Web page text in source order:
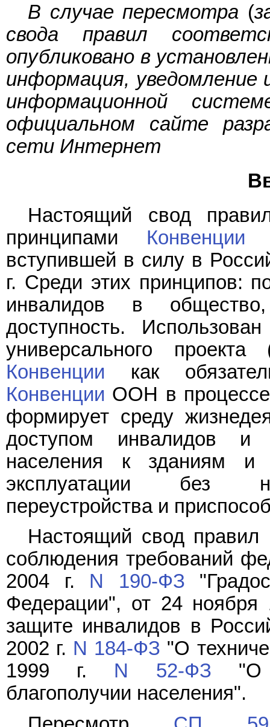
В случае пересмотра (
свода правил
опубликовано в
информация,
информационной
официальном сайте
сети Интернет
Настоящий свод
принципами Конвенции
вступившей в силу в
г. Среди этих принципов:
инвалидов в
доступность.
универсального
Конвенции как
Конвенции ООН в процессе
формирует среду
доступом инвалидов и
населения к зданиям и
эксплуатации без
переустройства и
Настоящий свод правил
соблюдения требований
2004 г. N 190-ФЗ
Федерации", от 24
защите инвалидов в
2002 г. N 184-ФЗ "О
1999 г. N 52-ФЗ "О
благополучии населения".